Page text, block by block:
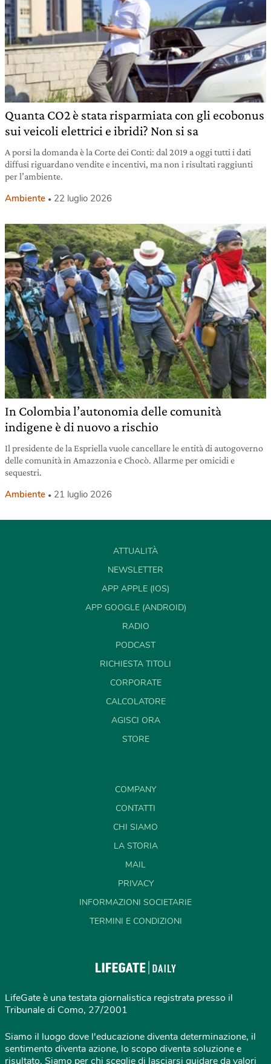
Quanta CO2 è stata risparmiata con gli ecobonus
sui veicoli elettrici e ibridi? Non si sa
A porsi la domanda è la Corte dei Conti: dal 2019 a oggi tutti i dati
diffusi riguardano vendite e incentivi, ma non i risultati raggiunti
per l’ambiente.
Ambiente 22 luglio 2026
In Colombia l’autonomia delle comunità
indigene è di nuovo a rischio
Il presidente de la Espriella vuole cancellare le entità di autogoverno
delle comunità in Amazzonia e Chocò. Allarme per omicidi e
sequestri.
Ambiente 21 luglio 2026
ATTUALITÀ
NEWSLETTER
APP APPLE (IOS)
APP GOOGLE (ANDROID)
RADIO
PODCAST
RICHIESTA TITOLI
CORPORATE
CALCOLATORE
AGISCI ORA
STORE
COMPANY
CONTATTI
CHI SIAMO
LA STORIA
MAIL
PRIVACY
INFORMAZIONI SOCIETARIE
TERMINI E CONDIZIONI
LifeGate è una testata giornalistica registrata presso il
Tribunale di Como, 27/2001
Siamo il luogo dove l'educazione diventa determinazione, il
sentimento diventa azione, lo scopo diventa soluzione e
risultato. Siamo per chi sceglie di lasciarsi guidare da valori